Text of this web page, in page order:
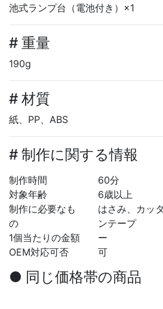
池式ランプ台（電池付き）×1
# 重量
190g
# 材質
紙、PP、ABS
# 制作に関する情報
制作時間
60分
対象年齢
6歳以上
制作に必要なも
の
はさみ、カッ
ンテープ
1個当たりの金額
ー
OEM対応可否
可
● 同じ価格帯の商品